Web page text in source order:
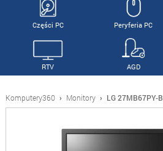
Części PC Peryferia PC
RTV AGD
Komputery360 › Monitory › LG 27MB67PY-B